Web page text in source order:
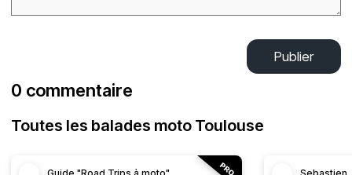
Publier
0 commentaire
Toutes les balades moto Toulouse